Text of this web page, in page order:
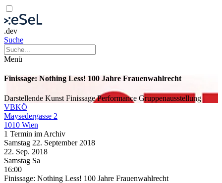
.dev
Suche
Menü
Finissage: Nothing Less! 100 Jahre Frauenwahlrecht
Darstellende Kunst FinissagePerformance Gruppenausstellung
VBKÖ
Maysedergasse 2
1010 Wien
1 Termin im Archiv
Samstag 22. September 2018
22. Sep. 2018
Samstag Sa
16:00
Finissage: Nothing Less! 100 Jahre Frauenwahlrecht